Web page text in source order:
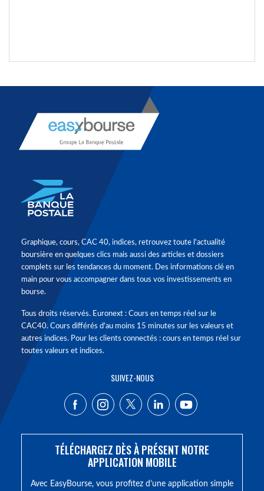
Graphique, cours, CAC 40, indices, retrouvez toute l'actualité
boursière en quelques clics mais aussi des articles et dossiers
complets sur les tendances du moment. Des informations clé en
main pour vous accompagner dans tous vos investissements en
bourse.
Tous droits réservés. Euronext : Cours en temps réel sur le
CAC40. Cours différés d'au moins 15 minutes sur les valeurs et
autres indices. Pour les clients connectés : cours en temps réel sur
toutes valeurs et indices.
SUIVEZ-NOUS
TÉLÉCHARGEZ DÈS À PRÉSENT NOTRE
APPLICATION MOBILE
Avec EasyBourse, vous profitez d’une application simple